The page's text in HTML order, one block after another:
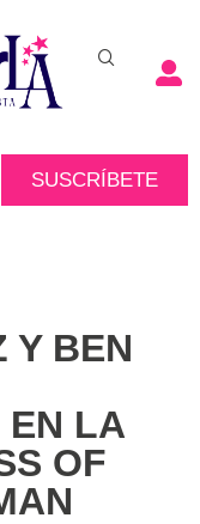
SUSCRÍBETE
Y BEN
EN LA
OF